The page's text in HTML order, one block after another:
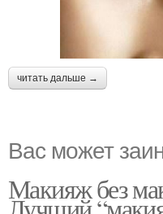
читать дальше →
Вас может
Макияж без